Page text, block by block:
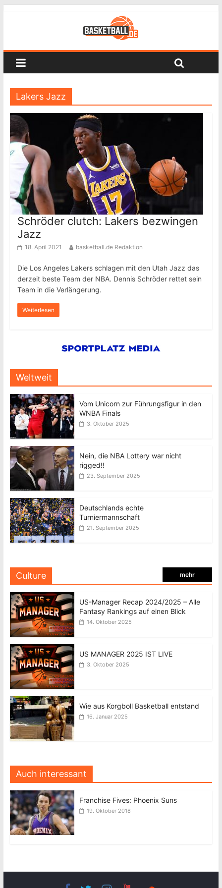
Lakers Jazz
Schröder clutch: Lakers bezwingen
Jazz
18. April 2021 basketball.de Redaktion
Die Los Angeles Lakers schlagen mit den Utah Jazz das
derzeit beste Team der NBA. Dennis Schröder rettet sein
Team in die Verlängerung.
Weiterlesen
Weltweit
Vom Unicorn zur Führungsfigur in den
WNBA Finals
3. Oktober 2025
Nein, die NBA Lottery war nicht
rigged!!
23. September 2025
Deutschlands echte
Turniermannschaft
21. September 2025
Culture mehr
US-Manager Recap 2024/2025 – Alle
Fantasy Rankings auf einen Blick
14. Oktober 2025
US MANAGER 2025 IST LIVE
3. Oktober 2025
Wie aus Korgboll Basketball entstand
16. Januar 2025
Auch interessant
Franchise Fives: Phoenix Suns
19. Oktober 2018